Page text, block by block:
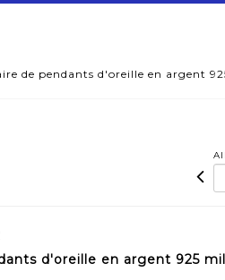
de pendants d'oreille en argent
d'oreille en argent 925